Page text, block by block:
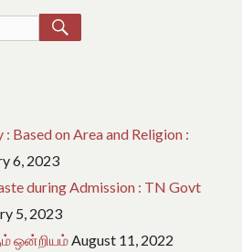
Based on Area and Religion :
6, 2023
during Admission : TN Govt
5, 2023
ஒன்றியம்August 11, 2022